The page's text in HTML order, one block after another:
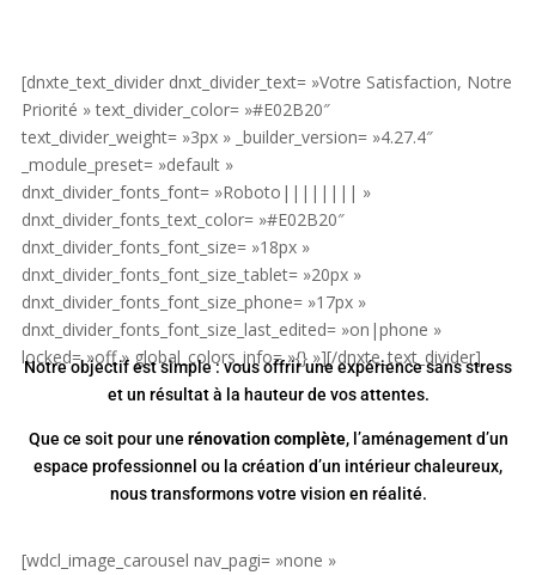
[dnxte_text_divider dnxt_divider_text= »Votre Satisfaction, Notre
Priorité » text_divider_color= »#E02B20″
text_divider_weight= »3px » _builder_version= »4.27.4″
_module_preset= »default »
dnxt_divider_fonts_font= »Roboto|||||||| »
dnxt_divider_fonts_text_color= »#E02B20″
dnxt_divider_fonts_font_size= »18px »
dnxt_divider_fonts_font_size_tablet= »20px »
dnxt_divider_fonts_font_size_phone= »17px »
dnxt_divider_fonts_font_size_last_edited= »on|phone »
locked= »off » global_colors_info= »{} »][/dnxte_text_divider]
Notre objectif est simple : vous offrir une expérience sans stress
et un résultat à la hauteur de vos attentes.
Que ce soit pour une rénovation complète, l’aménagement d’un
espace professionnel ou la création d’un intérieur chaleureux,
nous transformons votre vision en réalité.
[wdcl_image_carousel nav_pagi= »none »